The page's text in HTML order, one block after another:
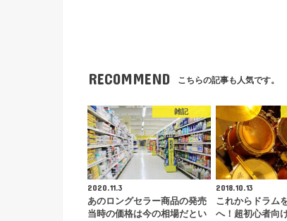
RECOMMEND こちらの記事も人気です。
雑記
2020.11.3
あのロングセラー商品の発売
当時の価格は今の相場だとい
2018.10.13
これからドラム
へ！超初心者向